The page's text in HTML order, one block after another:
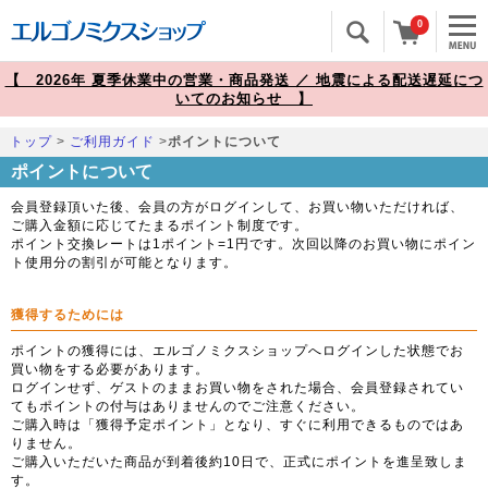
0
【 2026年 夏季休業中の営業・商品発送 ／ 地震による配送遅延につ
いてのお知らせ 】
トップ > ご利用ガイド >ポイントについて
ポイントについて
会員登録頂いた後、会員の方がログインして、お買い物いただければ、
ご購入金額に応じてたまるポイント制度です。
ポイント交換レートは1ポイント=1円です。次回以降のお買い物にポイン
ト使用分の割引が可能となります。
獲得するためには
ポイントの獲得には、エルゴノミクスショップへログインした状態でお
買い物をする必要があります。
ログインせず、ゲストのままお買い物をされた場合、会員登録されてい
てもポイントの付与はありませんのでご注意ください。
ご購入時は「獲得予定ポイント」となり、すぐに利用できるものではあ
りません。
ご購入いただいた商品が到着後約10日で、正式にポイントを進呈致しま
す。